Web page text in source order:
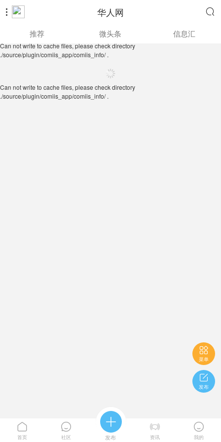
 华人网 
./source/plugin/comiis_app/comiis_info/ .
推荐 微头条 信息汇
Can not write to cache files, please check directory
./source/plugin/comiis_app/comiis_info/ .

菜单

发布

首页

社区

发布

资讯

我的
Can not write to cache files, please check directory
./source/plugin/comiis_app/comiis_info/ .